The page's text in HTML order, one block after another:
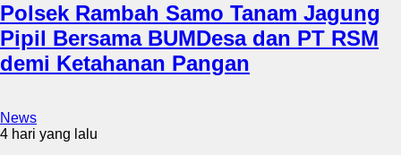
Polsek Rambah Samo Tanam Jagung
Pipil Bersama BUMDesa dan PT RSM
demi Ketahanan Pangan
News
4 hari yang lalu